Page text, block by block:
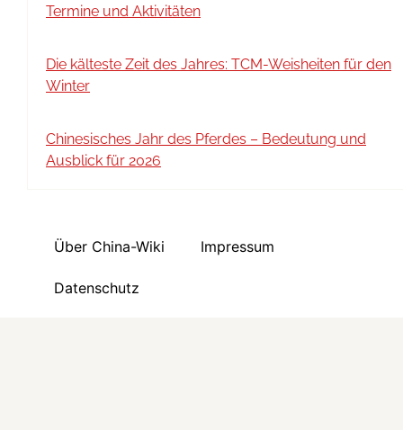
Termine und Aktivitäten
Die kälteste Zeit des Jahres: TCM-Weisheiten für den
Winter
Chinesisches Jahr des Pferdes – Bedeutung und
Ausblick für 2026
Über China-Wiki Impressum
Datenschutz